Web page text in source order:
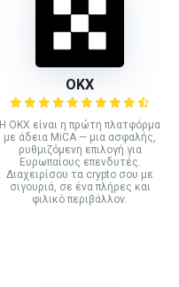
ΟΚΧ
Η OKX είναι η πρώτη πλατφόρμα
με άδεια MiCA — μια ασφαλής,
ρυθμιζόμενη επιλογή για
Ευρωπαίους επενδυτές.
Διαχειρίσου τα crypto σου με
σιγουριά, σε ένα πλήρες και
φιλικό περιβάλλον.